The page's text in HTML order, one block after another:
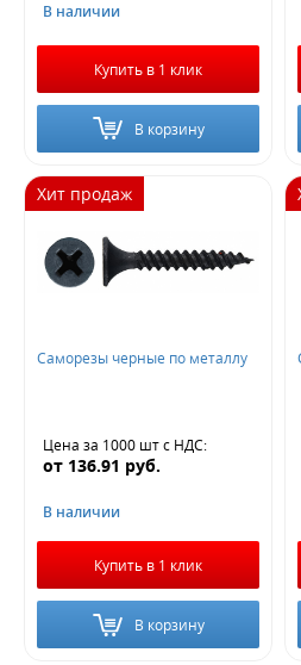
В наличии
Купить в 1 клик
В корзину
Хит продаж
Саморезы черные по металлу
Цена за 1000 штс НДС:
от 136.91 руб.
В наличии
Купить в 1 клик
В корзину